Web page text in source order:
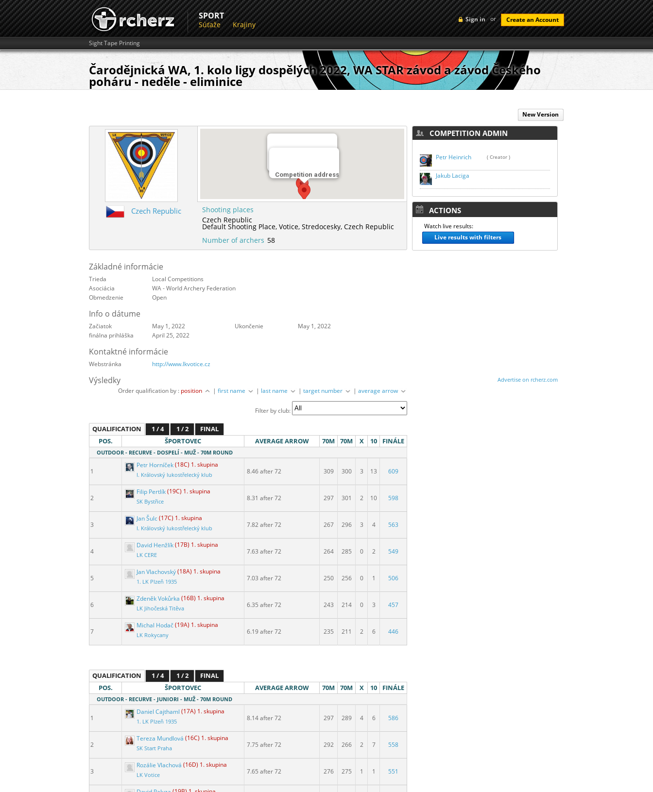
Sign in or Create an Account
SPORT
Súťaže Krajiny
Sight Tape Printing
Čarodějnická WA, 1. kolo ligy dospělých 2022, WA STAR závod a závod Českého
poháru - neděle - eliminice
New Version
Competition address
Czech Republic
Shooting places
Czech Republic
Default Shooting Place,Votice,Stredocesky,Czech Republic
Number of archers 58
Základné informácie
Trieda
Local Competitions
Asociácia
WA - World Archery Federation
Obmedzenie
Open
Info o dátume
Začiatok May 1, 2022 Ukončenie
May 1, 2022
finálna prihláška
April 25, 2022
Kontaktné informácie
Webstránka http://www.lkvotice.cz
Výsledky
Order qualification by : position |first name | last name |target number |average arrow
Filter by club:
QUALIFICATION 1 / 4 1 / 2
FINAL
POS.
ŠPORTOVEC AVERAGE ARROW 70M 70M X 10 FINÁLE
OUTDOOR - RECURVE - DOSPELÍ - MUŽ - 70M ROUND
1
Petr Horníček(18C) 1. skupina
I. Královský lukostřelecký klub 8.46 after 72 309 300 3 13 609
2
Filip Pertlík(19C) 1. skupina
SK Bystřice 8.31 after 72 297 301 2 10 598
3
Jan Šulc(17C) 1. skupina
I. Královský lukostřelecký klub 7.82 after 72 267 296 3 4 563
4
David Henžlík(17B) 1. skupina
LK CERE 7.63 after 72 264 285 0 2 549
5
Jan Vlachovský(18A) 1. skupina
1. LK Plzeň 1935 7.03 after 72 250 256 0 1 506
6
Zdeněk Vokůrka (16B) 1. skupina
LK Jihočeská Titěva 6.35 after 72 243 214 0 3 457
7
Michal Hodač(19A) 1. skupina
LK Rokycany 6.19 after 72 235 211 2 6 446
QUALIFICATION 1 / 4 1 / 2
FINAL
POS.
ŠPORTOVEC AVERAGE ARROW 70M 70M X 10 FINÁLE
OUTDOOR - RECURVE - JUNIORI - MUŽ - 70M ROUND
1
Daniel Cajthaml (17A) 1. skupina
1. LK Plzeň 1935 8.14 after 72 297 289 4 6 586
2
Tereza Mundlová (16C) 1. skupina
SK Start Praha 7.75 after 72 292 266 2 7 558
3
Rozálie Vlachová (16D) 1. skupina
LK Votice 7.65 after 72 276 275 1 1 551
COMPETITION ADMIN
Petr Heinrich ( Creator )
Jakub Laciga
ACTIONS
Watch live results:
Live results with filters
Advertise on rcherz.com